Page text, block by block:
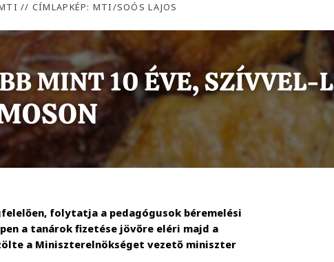
// CÍMLAPKÉP: MTI/SOÓS LAJOS
folytatja a pedagógusok béremelési
a tanárok fizetése jövőre eléri majd a
a Miniszterelnökséget vezető miniszter